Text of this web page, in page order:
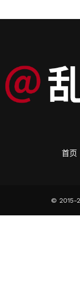
首页
© 2015-